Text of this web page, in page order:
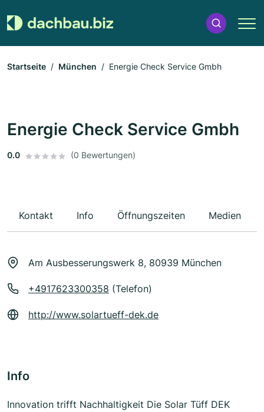
Startseite München Energie Check Service Gmbh
Energie Check Service Gmbh
0.0 (0 Bewertungen)
Kontakt Info Öffnungszeiten Medien
Am Ausbesserungswerk 8, 80939 München
+4917623300358 (Telefon)
http://www.solartueff-dek.de
Info
Innovation trifft Nachhaltigkeit Die Solar Tüff DEK